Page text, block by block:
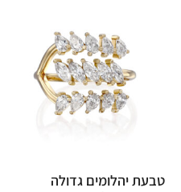
טבעת יהלומים גדולה